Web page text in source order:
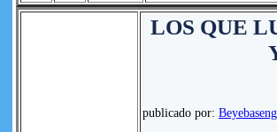
LOS QUE
publicado por: